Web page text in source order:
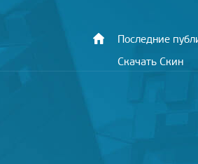
Последние
Скачать Скин